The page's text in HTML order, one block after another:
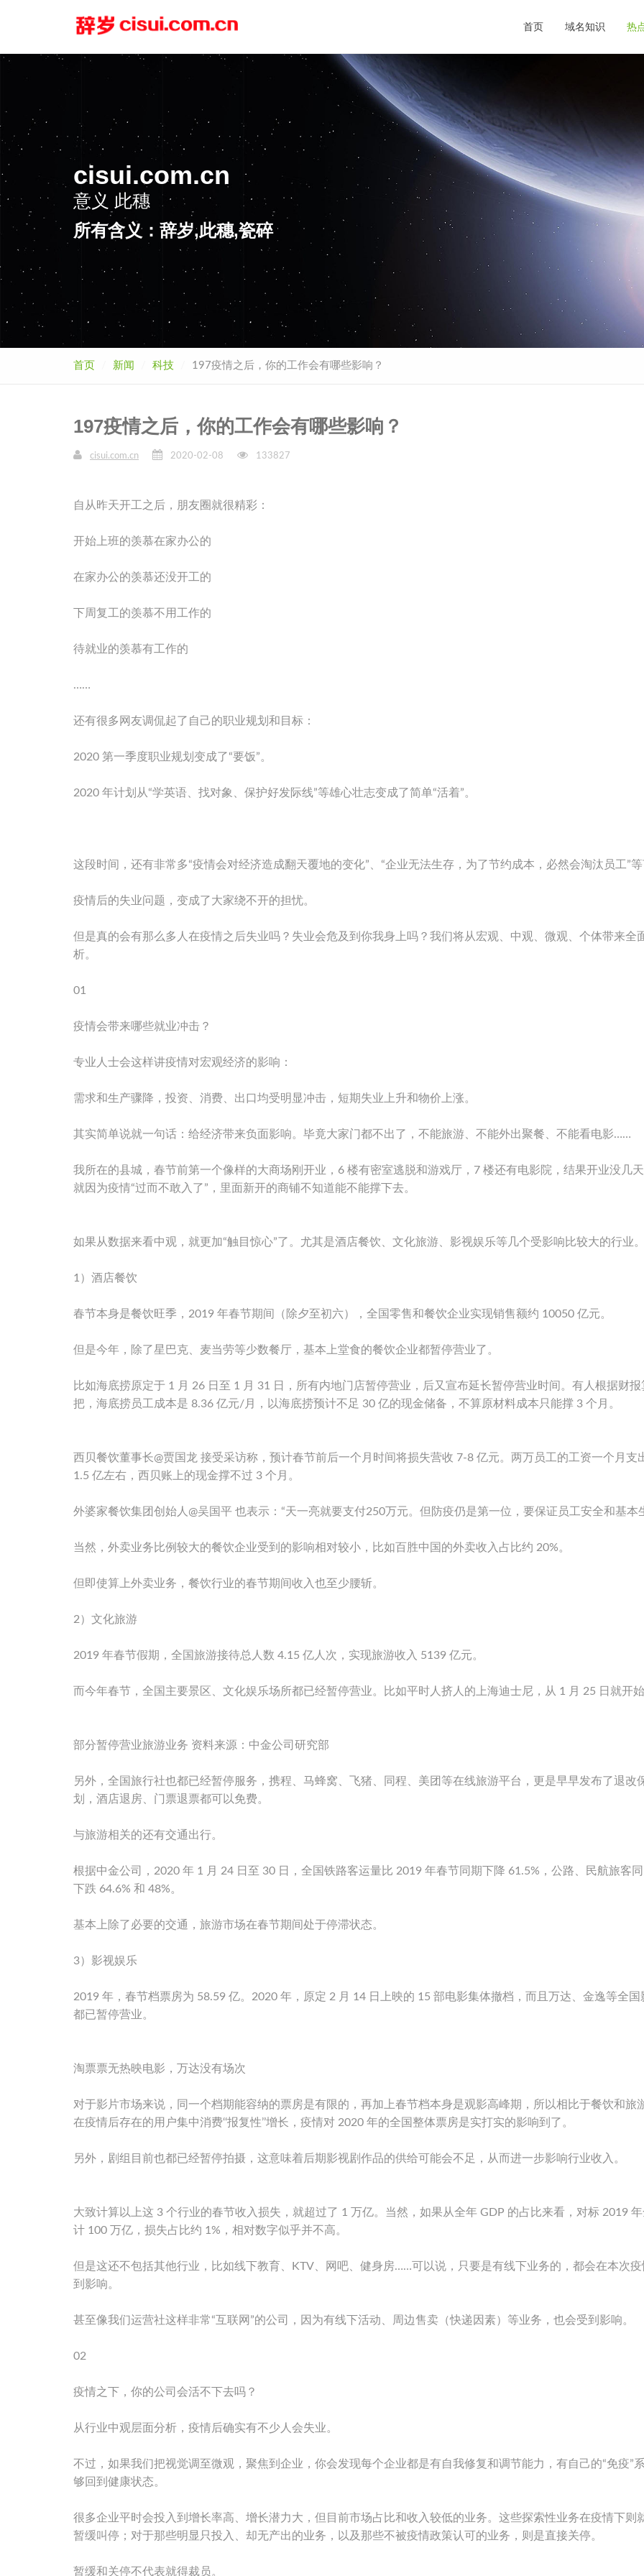
首页 域名知识 热
cisui.com.cn
意义 瓷碎
所有含义：辞岁,此穗,瓷碎
首页 新闻 科技 197疫情之后，你的工作会有哪些影响？
197疫情之后，你的工作会有哪些影响？
cisui.com.cn 2020-02-08 133827
自从昨天开工之后，朋友圈就很精彩：
开始上班的羡慕在家办公的
在家办公的羡慕还没开工的
下周复工的羡慕不用工作的
待就业的羡慕有工作的
……
还有很多网友调侃起了自己的职业规划和目标：
2020 第一季度职业规划变成了“要饭”。
2020 年计划从“学英语、找对象、保护好发际线”等雄心壮志变成了简单“活着”。
这段时间，还有非常多“疫情会对经济造成翻天覆地的变化”、“企业无法生存，为了节约成本，必然会淘汰员工”等
疫情后的失业问题，变成了大家绕不开的担忧。
但是真的会有那么多人在疫情之后失业吗？失业会危及到你我身上吗？我们将从宏观、中观、微观、个体带来全
析。
01
疫情会带来哪些就业冲击？
专业人士会这样讲疫情对宏观经济的影响：
需求和生产骤降，投资、消费、出口均受明显冲击，短期失业上升和物价上涨。
其实简单说就一句话：给经济带来负面影响。毕竟大家门都不出了，不能旅游、不能外出聚餐、不能看电影……
我所在的县城，春节前第一个像样的大商场刚开业，6 楼有密室逃脱和游戏厅，7 楼还有电影院，结果开业没几
就因为疫情“过而不敢入了”，里面新开的商铺不知道能不能撑下去。
如果从数据来看中观，就更加“触目惊心”了。尤其是酒店餐饮、文化旅游、影视娱乐等几个受影响比较大的行业。
1）酒店餐饮
春节本身是餐饮旺季，2019 年春节期间（除夕至初六），全国零售和餐饮企业实现销售额约 10050 亿元。
但是今年，除了星巴克、麦当劳等少数餐厅，基本上堂食的餐饮企业都暂停营业了。
比如海底捞原定于 1 月 26 日至 1 月 31 日，所有内地门店暂停营业，后又宣布延长暂停营业时间。有人根据财报
把，海底捞员工成本是 8.36 亿元/月，以海底捞预计不足 30 亿的现金储备，不算原材料成本只能撑 3 个月。
西贝餐饮董事长@贾国龙 接受采访称，预计春节前后一个月时间将损失营收 7-8 亿元。两万员工的工资一个月支
1.5 亿左右，西贝账上的现金撑不过 3 个月。
外婆家餐饮集团创始人@吴国平 也表示：“天一亮就要支付250万元。但防疫仍是第一位，要保证员工安全和基本
当然，外卖业务比例较大的餐饮企业受到的影响相对较小，比如百胜中国的外卖收入占比约 20%。
但即使算上外卖业务，餐饮行业的春节期间收入也至少腰斩。
2）文化旅游
2019 年春节假期，全国旅游接待总人数 4.15 亿人次，实现旅游收入 5139 亿元。
而今年春节，全国主要景区、文化娱乐场所都已经暂停营业。比如平时人挤人的上海迪士尼，从 1 月 25 日就开始
部分暂停营业旅游业务 资料来源：中金公司研究部
另外，全国旅行社也都已经暂停服务，携程、马蜂窝、飞猪、同程、美团等在线旅游平台，更是早早发布了退改
划，酒店退房、门票退票都可以免费。
与旅游相关的还有交通出行。
根据中金公司，2020 年 1 月 24 日至 30 日，全国铁路客运量比 2019 年春节同期下降 61.5%，公路、民航旅客同
下跌 64.6% 和 48%。
基本上除了必要的交通，旅游市场在春节期间处于停滞状态。
3）影视娱乐
2019 年，春节档票房为 58.59 亿。2020 年，原定 2 月 14 日上映的 15 部电影集体撤档，而且万达、金逸等全国
都已暂停营业。
淘票票无热映电影，万达没有场次
对于影片市场来说，同一个档期能容纳的票房是有限的，再加上春节档本身是观影高峰期，所以相比于餐饮和旅
在疫情后存在的用户集中消费‘‘报复性’’增长，疫情对 2020 年的全国整体票房是实打实的影响到了。
另外，剧组目前也都已经暂停拍摄，这意味着后期影视剧作品的供给可能会不足，从而进一步影响行业收入。
大致计算以上这 3 个行业的春节收入损失，就超过了 1 万亿。当然，如果从全年 GDP 的占比来看，对标 2019 年
计 100 万亿，损失占比约 1%，相对数字似乎并不高。
但是这还不包括其他行业，比如线下教育、KTV、网吧、健身房……可以说，只要是有线下业务的，都会在本次疫
到影响。
甚至像我们运营社这样非常“互联网”的公司，因为有线下活动、周边售卖（快递因素）等业务，也会受到影响。
02
疫情之下，你的公司会活不下去吗？
从行业中观层面分析，疫情后确实有不少人会失业。
不过，如果我们把视觉调至微观，聚焦到企业，你会发现每个企业都是有自我修复和调节能力，有自己的“免疫”
够回到健康状态。
很多企业平时会投入到增长率高、增长潜力大，但目前市场占比和收入较低的业务。这些探索性业务在疫情下则
暂缓叫停；对于那些明显只投入、却无产出的业务，以及那些不被疫情政策认可的业务，则是直接关停。
暂缓和关停不代表就得裁员。